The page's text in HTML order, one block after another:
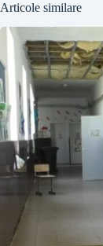
Articole similare